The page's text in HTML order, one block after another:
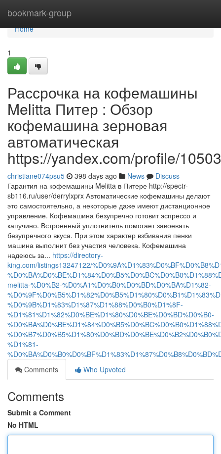
bookmark-group
Home
Home
1
Рассрочка на кофемашины
Melitta Питер : Обзор
кофемашина зерновая
автоматическая
https://yandex.com/profile/
christiane074psu5 398 days ago News
Discuss
Гарантия на кофемашины Melitta в Питере http://spectr-
sb116.ru/user/derrylxprx Автоматические кофемашины делают
это самостоятельно, а некоторые даже имеют дистанционное
управление. Кофемашина безупречно готовит эспрессо и
капучино. Встроенный уплотнитель помогает завоевать
безупречного вкуса. При этом характер взбивания пенки
машина выполнит без участия человека. Кофемашина
надеюсь за... https://directory-
king.com/listings13247122/
melitta-%D0%B2-%D0%A1%D0%B0%D0%BD%D0%BA%D1%82-
%D0%9B%D1%83%D1%87%D1%88%D0%B0%D1%8F-
%D1%81%D1%82%D0%BE%D1%80%D0%BE%D0%BD%D0%B0-
%D1%81-
Comments
Who Upvoted
Comments
Submit a Comment
No HTML